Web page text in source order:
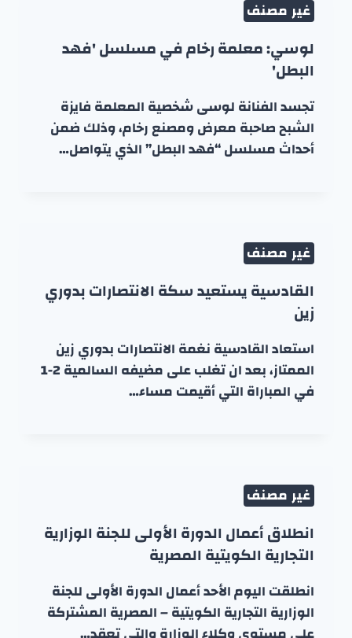
غير مصنف
لوسي: معلمة رخام في مسلسل 'فهد
البطل'
تجسد الفنانة لوسى شخصية المعلمة فايزة
الشبح صاحبة معرض ومصنع رخام، وذلك ضمن
أحداث مسلسل “فهد البطل” الذي يتواصل…
غير مصنف
القادسية يستعيد سكة الانتصارات بدوري
زين
استعاد القادسية نغمة الانتصارات بدوري زين
الممتاز، بعد ان تغلب على مضيفه السالمية 2-1
في المباراة التي أقيمت مساء…
غير مصنف
انطلاق أعمال الدورة الأولى للجنة الوزارية
التجارية الكويتية المصرية
انطلقت اليوم الأحد أعمال الدورة الأولى للجنة
الوزارية التجارية الكويتية – المصرية المشتركة